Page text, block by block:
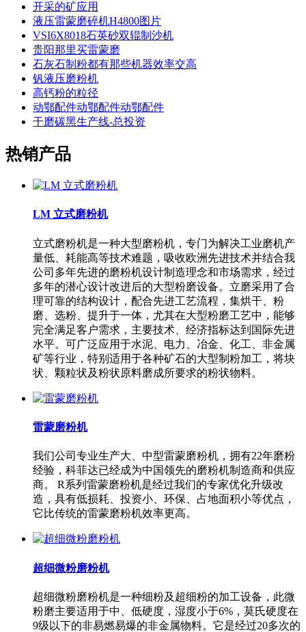
开采的矿应用
液压雷蒙磨碎机H4800图片
VSI6X8018石英砂双辊制沙机
贵阳那里买雷蒙磨
石灰石制粉都有那些机器效率交高
钒液压磨粉机
高钙粉的粒径
动鄂配件动鄂配件动鄂配件
干磨碳黑生产线-总投资
热销产品
LM 立式磨粉机
立式磨粉机是一种大型磨粉机，专门为解决工业磨机产
量低、耗能高等技术难题，吸收欧洲先进技术并结合我
公司多年先进的磨粉机设计制造理念和市场需求，经过
多年的潜心设计改进后的大型粉磨设备。立磨采用了合
理可靠的结构设计，配合先进工艺流程，集烘干、粉
磨、选粉、提升于一体，尤其在大型粉磨工艺中，能够
完全满足客户需求，主要技术、经济指标达到国际先进
水平。可广泛应用于水泥、电力、冶金、化工、非金属
矿等行业，特别适用于各种矿石的大型制粉加工，将块
状、颗粒状及粉状原料磨成所要求的粉状物料。
雷蒙磨粉机
我们公司专业生产大、中型雷蒙磨粉机，拥有22年磨粉
经验，科菲达已经成为中国领先的磨粉机制造商和供应
商。 R系列雷蒙磨粉机是经过我们的专家优化升级改
造，具有低损耗、投资小、环保、占地面积小等优点，
它比传统的雷蒙磨粉机效率更高。
超细微粉磨粉机
超细微粉磨粉机是一种细粉及超细粉的加工设备，此微
粉磨主要适用于中、低硬度，湿度小于6%，莫氏硬度在
9级以下的非易燃易爆的非金属物料。它是经过20多次的